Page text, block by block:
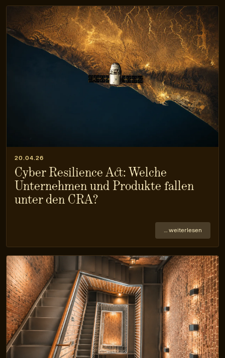
20.04.26
Cyber Resilience Act: Welche
Unternehmen und Produkte fallen
unter den CRA?
… weiterlesen